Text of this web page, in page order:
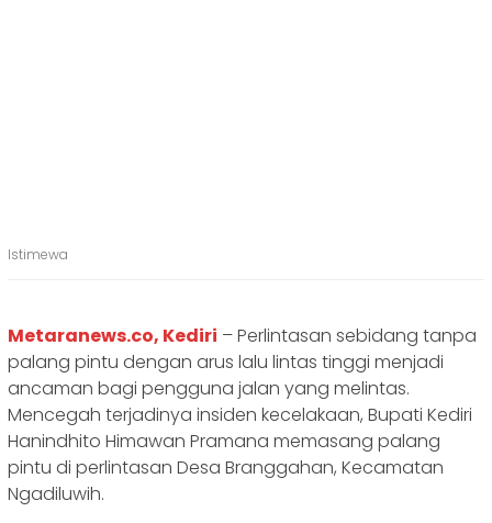
Istimewa
Metaranews.co, Kediri – Perlintasan sebidang tanpa
palang pintu dengan arus lalu lintas tinggi menjadi
ancaman bagi pengguna jalan yang melintas.
Mencegah terjadinya insiden kecelakaan, Bupati Kediri
Hanindhito Himawan Pramana memasang palang
pintu di perlintasan Desa Branggahan, Kecamatan
Ngadiluwih.